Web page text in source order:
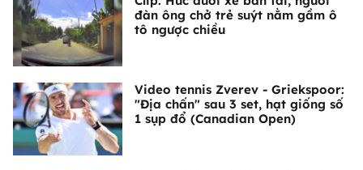
đàn ông chở trẻ suýt nằm gầm ô
tô ngược chiều
Video tennis Zverev - Griekspoor:
"Địa chấn" sau 3 set, hạt giống số
1 sụp đổ (Canadian Open)